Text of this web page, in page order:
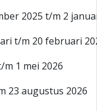
2025 t/m 2
t/m 20 februari
1 mei 2026
23 augustus 2026